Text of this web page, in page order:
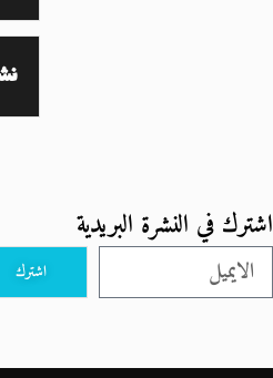
اشترك في النشرة البريدية
اشترك